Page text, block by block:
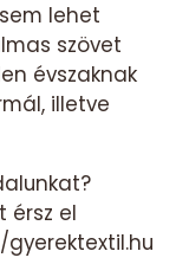
lehet
szövet
évszaknak
illetve
érsz el